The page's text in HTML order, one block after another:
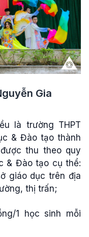
Gia
là trường THPT
& Đào tạo thành
thu theo quy
& Đào tạo cụ thể:
giáo dục trên địa
thị trấn;
1 học sinh mỗi